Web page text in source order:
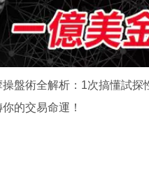
盤術全解析：1次搞懂試探
的交易命運！